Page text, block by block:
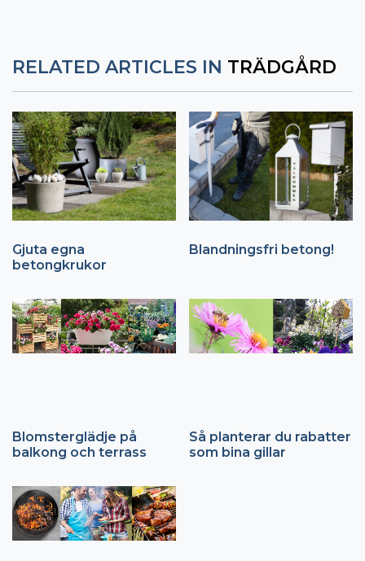
RELATED ARTICLES IN TRÄDGÅRD
Gjuta egna
betongkrukor
Blandningsfri betong!
Blomsterglädje på
balkong och terrass
Så planterar du rabatter
som bina gillar